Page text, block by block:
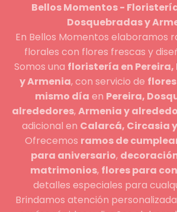
Bellos Momentos -
Dosquebradas y
En Bellos Momentos elaboramos
florales con flores frescas y
Somos una floristería en
y Armenia, con servicio de
mismo día en Pereira,
alrededores,Armenia y
adicional en Calarcá, Circasia
Ofrecemos ramos de
para aniversario,
matrimonios, flores para
detalles especiales para
Brindamos atención